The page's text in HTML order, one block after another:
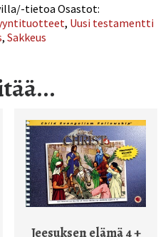
tietoa Osastot:
, Uusi testamentti
, Sakkeus
Jeesuksen elämä 4 +